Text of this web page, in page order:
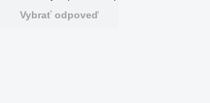
Vybrať odpoveď